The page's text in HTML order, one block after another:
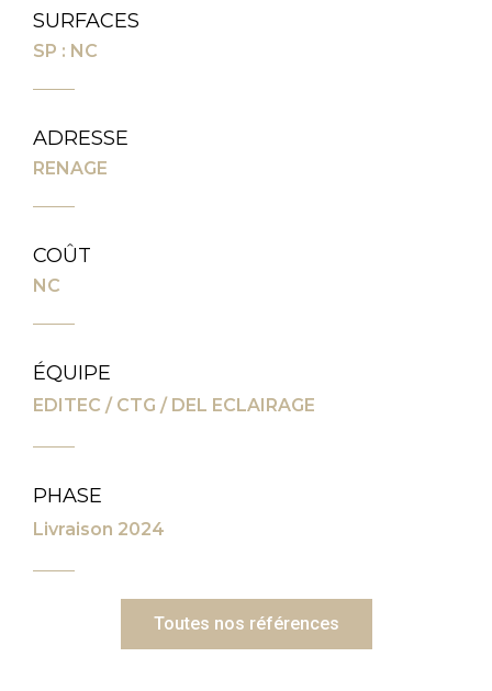
SURFACES
SP : NC
ADRESSE
RENAGE
COÛT
NC
ÉQUIPE
EDITEC / CTG / DEL ECLAIRAGE
PHASE
Livraison 2024
Toutes nos références